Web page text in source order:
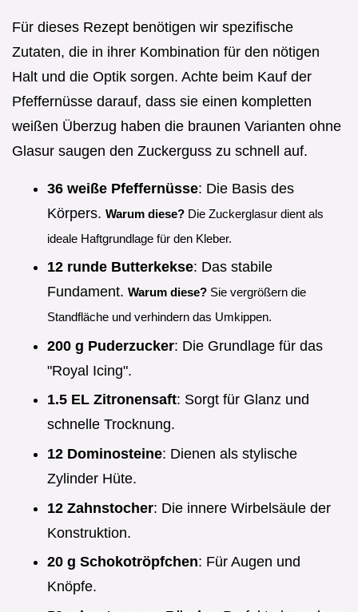
Für dieses Rezept benötigen wir spezifische
Zutaten, die in ihrer Kombination für den nötigen
Halt und die Optik sorgen. Achte beim Kauf der
Pfeffernüsse darauf, dass sie einen kompletten
weißen Überzug haben die braunen Varianten ohne
Glasur saugen den Zuckerguss zu schnell auf.
36 weiße Pfeffernüsse: Die Basis des
Körpers. Warum diese? Die Zuckerglasur dient als
ideale Haftgrundlage für den Kleber.
12 runde Butterkekse: Das stabile
Fundament. Warum diese? Sie vergrößern die
Standfläche und verhindern das Umkippen.
200 g Puderzucker: Die Grundlage für das
"Royal Icing".
1.5 EL Zitronensaft: Sorgt für Glanz und
schnelle Trocknung.
12 Dominosteine: Dienen als stylische
Zylinder Hüte.
12 Zahnstocher: Die innere Wirbelsäule der
Konstruktion.
20 g Schokotröpfchen: Für Augen und
Knöpfe.